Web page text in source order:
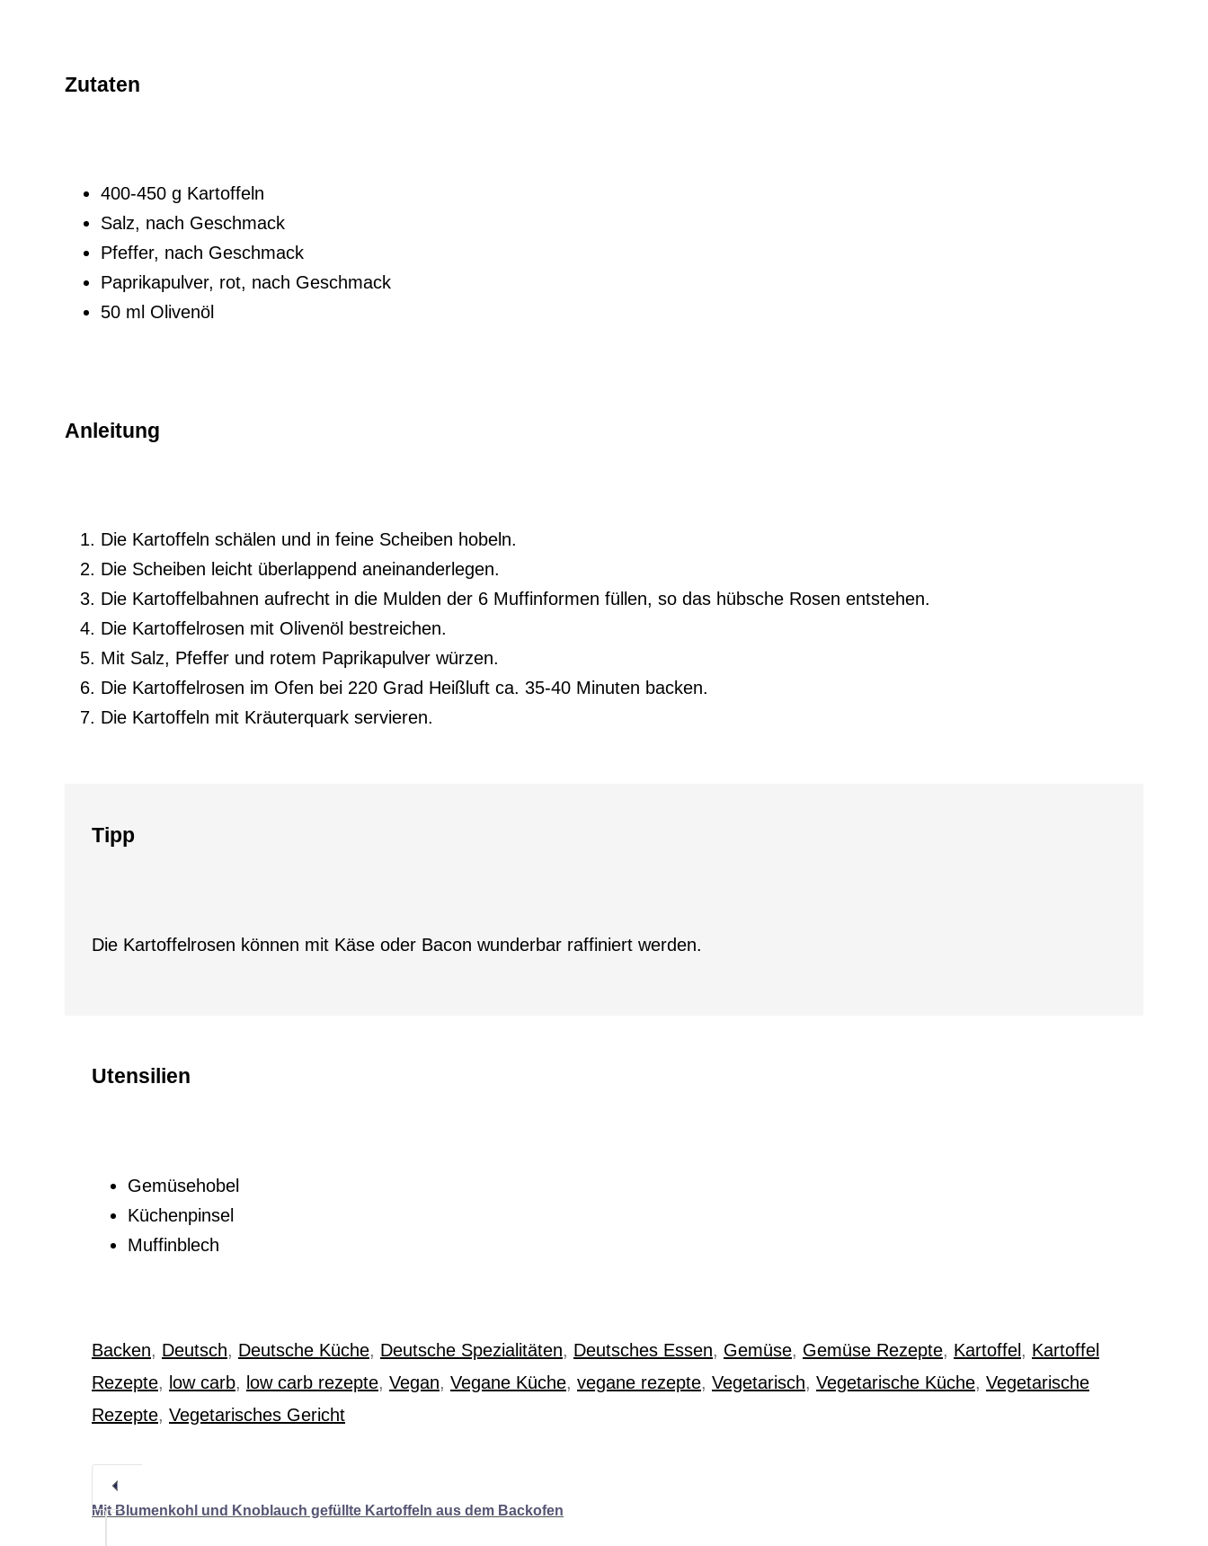
Zutaten
400-450 g Kartoffeln
Salz, nach Geschmack
Pfeffer, nach Geschmack
Paprikapulver, rot, nach Geschmack
50 ml Olivenöl
Anleitung
Die Kartoffeln schälen und in feine Scheiben hobeln.
Die Scheiben leicht überlappend aneinanderlegen.
Die Kartoffelbahnen aufrecht in die Mulden der 6 Muffinformen füllen, so das hübsche Rosen entstehen.
Die Kartoffelrosen mit Olivenöl bestreichen.
Mit Salz, Pfeffer und rotem Paprikapulver würzen.
Die Kartoffelrosen im Ofen bei 220 Grad Heißluft ca. 35-40 Minuten backen.
Die Kartoffeln mit Kräuterquark servieren.
Tipp
Die Kartoffelrosen können mit Käse oder Bacon wunderbar raffiniert werden.
Utensilien
Gemüsehobel
Küchenpinsel
Muffinblech
Backen, Deutsch, Deutsche Küche, Deutsche Spezialitäten, Deutsches Essen, Gemüse, Gemüse Rezepte, Kartoffel, Kartoffel
Rezepte, low carb, low carb rezepte, Vegan, Vegane Küche, vegane rezepte, Vegetarisch, Vegetarische Küche, Vegetarische
Rezepte, Vegetarisches Gericht
Mit Blumenkohl und Knoblauch gefüllte Kartoffeln aus dem Backofen